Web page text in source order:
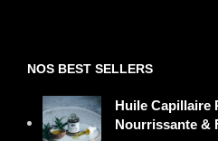
NOS BEST SELLERS
Huile Capillaire
Nourrissante &